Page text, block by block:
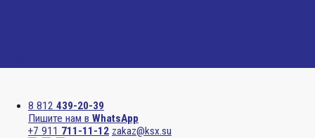
8 812 439-20-39
Пишите нам в WhatsApp
+7 911 711-11-12 zakaz@ksx.su